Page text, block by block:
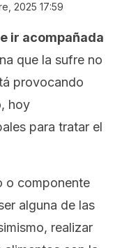
2025 17:59
ir acompañada
que la sufre no
provocando
hoy
para tratar el
o componente
alguna de las
realizar